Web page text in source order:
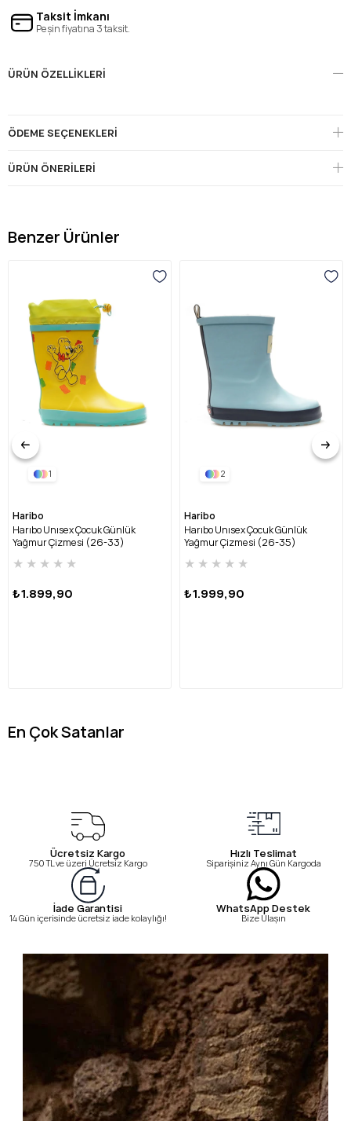
Taksit İmkanı
Peşin fiyatına 3 taksit.
ÜRÜN ÖZELLIKLERI
ÖDEME SEÇENEKLERI
ÜRÜN ÖNERILERI
Benzer Ürünler
1
Haribo
Harıbo Unısex Çocuk Günlük
Yağmur Çizmesi (26-33)
★ ★ ★ ★ ★
₺1.899,90
2
Haribo
Harıbo Unısex Çocuk Günlük
Yağmur Çizmesi (26-35)
★ ★ ★ ★ ★
₺1.999,90
En Çok Satanlar
Ücretsiz Kargo
750 TL ve üzeri Ücretsiz Kargo
Hızlı Teslimat
Siparişiniz Aynı Gün Kargoda
İade Garantisi
14 Gün içerisinde ücretsiz iade kolaylığı!
WhatsApp Destek
Bize Ulaşın